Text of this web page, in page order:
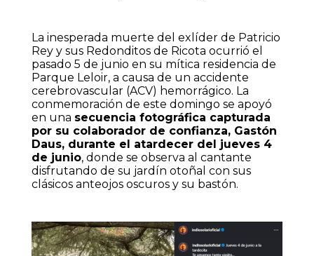
La inesperada muerte del exlíder de Patricio
Rey y sus Redonditos de Ricota ocurrió el
pasado 5 de junio en su mítica residencia de
Parque Leloir, a causa de un accidente
cerebrovascular (ACV) hemorrágico. La
conmemoración de este domingo se apoyó
en una secuencia fotográfica capturada
por su colaborador de confianza, Gastón
Daus, durante el atardecer del jueves 4
de junio, donde se observa al cantante
disfrutando de su jardín otoñal con sus
clásicos anteojos oscuros y su bastón.